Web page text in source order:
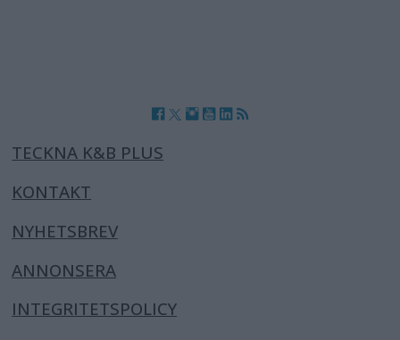
TECKNA K&B PLUS
KONTAKT
NYHETSBREV
ANNONSERA
INTEGRITETSPOLICY